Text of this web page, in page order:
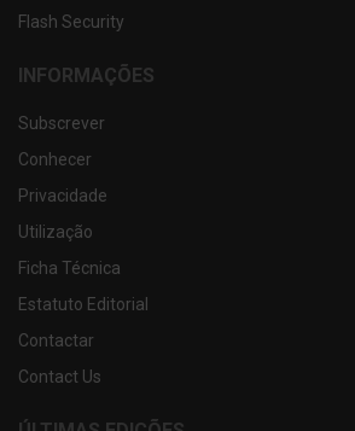
Flash Security
INFORMAÇÕES
Subscrever
Conhecer
Privacidade
Utilização
Ficha Técnica
Estatuto Editorial
Contactar
Contact Us